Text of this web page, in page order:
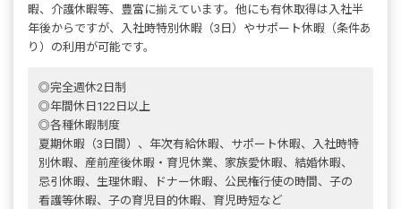
暇、介護休暇等、豊富に揃えています。他にも有休取得は入社半
年後からですが、入社時特別休暇（3日）やサポート休暇（条件あ
り）の利用が可能です。
◎完全週休2日制
◎年間休日122日以上
◎各種休暇制度
夏期休暇（3日間）、年次有給休暇、サポート休暇、入社時特
別休暇、産前産後休暇・育児休業、家族愛休暇、結婚休暇、
忌引休暇、生理休暇、ドナー休暇、公民権行使の時間、子の
看護等休暇、子の育児目的休暇、育児時短など